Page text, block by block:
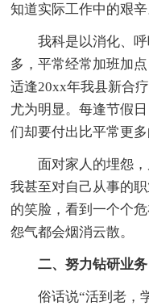
知道实际工作中的艰辛
我科是以消化、呼
多，平常经常加班加
适逢20xx年我县新合
尤为明显。每逢节假
们却要付出比平常更多
面对家人的埋怨，
我甚至对自己从事的
的笑脸，看到一个个
怨气都会烟消云散。
二、努力钻研业务
俗话说“活到老，学